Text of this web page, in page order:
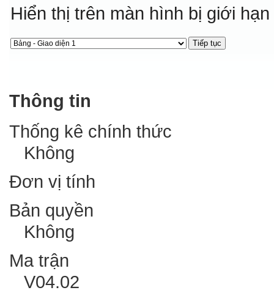
Hiển thị trên màn hình bị giới
Thông tin
Thống kê chính thức
Không
Đơn vị tính
Bản quyền
Không
Ma trận
V04.02